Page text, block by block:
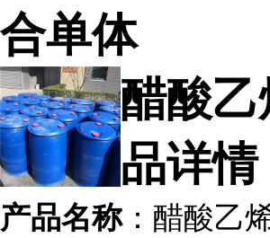
合单体
醋酸
品详情
产品名称：醋酸乙